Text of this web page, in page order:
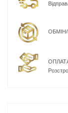
ОБМІН/
ОПЛАТА